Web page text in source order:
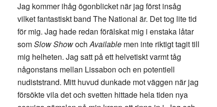
Jag kommer ihåg ögonblicket när jag först insåg
vilket fantastiskt band The National är. Det tog lite tid
för mig. Jag hade redan förälskat mig i enstaka låtar
somSlow ShowochAvailablemen inte riktigt tagit till
mig helheten. Jag satt på ett helvetiskt varmt tåg
någonstans mellan Lissabon och en potentiell
nudiststrand. Mitt huvud dunkade mot väggen när jag
försökte vila det och svetten hittade hela tiden nya